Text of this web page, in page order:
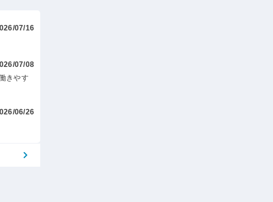
07/16
07/08
きやす
06/26